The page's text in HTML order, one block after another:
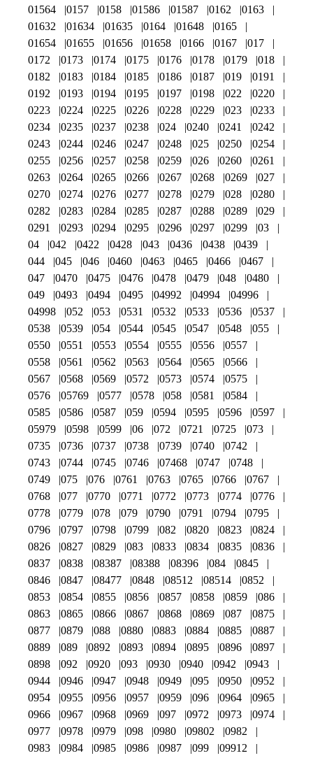
01564
0157 0158 01586 01587 0162
0163
01632
01634 01635 0164 01648
0165
01654
01655 01656 01658 0166 0167
017
0172
0173 0174 0175 0176 0178 0179
018
0182
0183 0184 0185 0186 0187 019
0191
0192
0193 0194 0195 0197 0198 022
0220
0223
0224 0225 0226 0228 0229 023
0233
0234
0235 0237 0238 024 0240 0241
0242
0243
0244 0246 0247 0248 025 0250
0254
0255
0256 0257 0258 0259 026 0260
0261
0263
0264 0265 0266 0267 0268 0269
027
0270
0274 0276 0277 0278 0279 028
0280
0282
0283 0284 0285 0287 0288 0289
029
0291
0293 0294 0295 0296 0297 0299
03
04
042 0422 0428 043 0436 0438
0439
044
045 046 0460 0463 0465 0466
0467
047
0470 0475 0476 0478 0479 048
0480
049
0493 0494 0495 04992 04994
04996
04998
052 053 0531 0532 0533 0536
0537
0538
0539 054 0544 0545 0547 0548
055
0550
0551 0553 0554 0555 0556
0557
0558
0561 0562 0563 0564 0565
0566
0567
0568 0569 0572 0573 0574
0575
0576
05769 0577 0578 058 0581
0584
0585
0586 0587 059 0594 0595 0596
0597
05979
0598 0599 06 072 0721 0725
073
0735
0736 0737 0738 0739 0740
0742
0743
0744 0745 0746 07468 0747
0748
0749
075 076 0761 0763 0765 0766
0767
0768
077 0770 0771 0772 0773 0774
0776
0778
0779 078 079 0790 0791 0794
0795
0796
0797 0798 0799 082 0820 0823
0824
0826
0827 0829 083 0833 0834 0835
0836
0837
0838 08387 08388 08396 084
0845
0846
0847 08477 0848 08512 08514
0852
0853
0854 0855 0856 0857 0858 0859
086
0863
0865 0866 0867 0868 0869 087
0875
0877
0879 088 0880 0883 0884 0885
0887
0889
089 0892 0893 0894 0895 0896
0897
0898
092 0920 093 0930 0940 0942
0943
0944
0946 0947 0948 0949 095 0950
0952
0954
0955 0956 0957 0959 096 0964
0965
0966
0967 0968 0969 097 0972 0973
0974
0977
0978 0979 098 0980 09802
0982
0983
0984 0985 0986 0987 099
09912